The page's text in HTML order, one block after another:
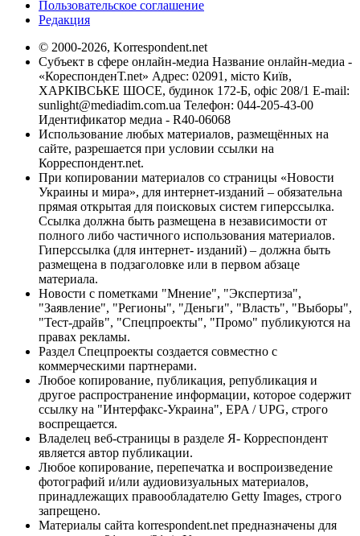
Пользовательское соглашение
Редакция
© 2000-2026, Korrespondent.net
Субъект в сфере онлайн-медиа Название онлайн-медиа -
«КореспонденТ.net» Адрес: 02091, місто Київ,
ХАРКІВСЬКЕ ШОСЕ, будинок 172-Б, офіс 208/1 E-mail:
sunlight@mediadim.com.ua Телефон: 044-205-43-00
Идентификатор медиа - R40-06068
Использование любых материалов, размещённых на
сайте, разрешается при условии ссылки на
Корреспондент.net.
При копировании материалов со страницы «Новости
Украины и мира», для интернет-изданий – обязательна
прямая открытая для поисковых систем гиперссылка.
Ссылка должна быть размещена в независимости от
полного либо частичного использования материалов.
Гиперссылка (для интернет- изданий) – должна быть
размещена в подзаголовке или в первом абзаце
материала.
Новости с пометками "Мнение", "Экспертиза",
"Заявление", "Регионы", "Деньги", "Власть", "Выборы",
"Тест-драйв", "Спецпроекты", "Промо" публикуются на
правах рекламы.
Раздел Спецпроекты создается совместно с
коммерческими партнерами.
Любое копирование, публикация, републикация и
другое распространение информации, которое содержит
ссылку на "Интерфакс-Украина", EPA / UPG, строго
воспрещается.
Владелец веб-страницы в разделе Я- Корреспондент
является автор публикации.
Любое копирование, перепечатка и воспроизведение
фотографий и/или аудиовизуальных материалов,
принадлежащих правообладателю Getty Images, строго
запрещено.
Материалы сайта korrespondent.net предназначены для